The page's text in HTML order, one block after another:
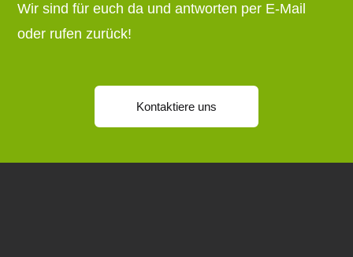
Wir sind für euch da und antworten per E-Mail
oder rufen zurück!
Kontaktiere uns